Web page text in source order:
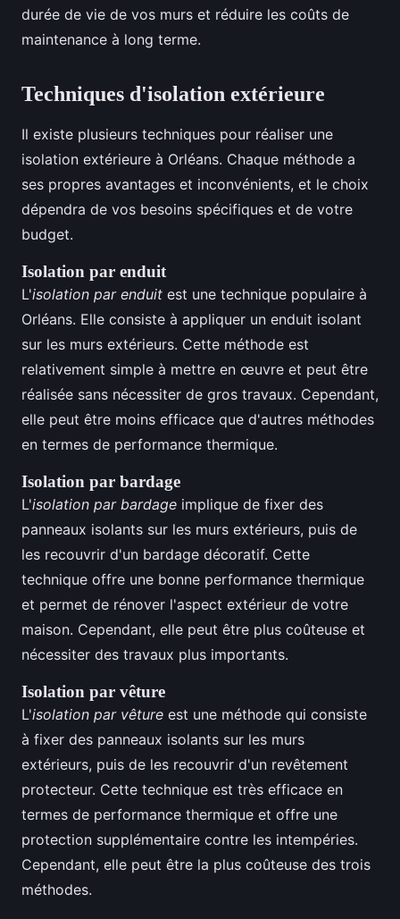
durée de vie de vos murs et réduire les coûts de
maintenance à long terme.
Techniques d'isolation extérieure
Il existe plusieurs techniques pour réaliser une
isolation extérieure à Orléans. Chaque méthode a
ses propres avantages et inconvénients, et le choix
dépendra de vos besoins spécifiques et de votre
budget.
Isolation par enduit
L'isolation par enduit est une technique populaire à
Orléans. Elle consiste à appliquer un enduit isolant
sur les murs extérieurs. Cette méthode est
relativement simple à mettre en œuvre et peut être
réalisée sans nécessiter de gros travaux. Cependant,
elle peut être moins efficace que d'autres méthodes
en termes de performance thermique.
Isolation par bardage
L'isolation par bardage implique de fixer des
panneaux isolants sur les murs extérieurs, puis de
les recouvrir d'un bardage décoratif. Cette
technique offre une bonne performance thermique
et permet de rénover l'aspect extérieur de votre
maison. Cependant, elle peut être plus coûteuse et
nécessiter des travaux plus importants.
Isolation par vêture
L'isolation par vêture est une méthode qui consiste
à fixer des panneaux isolants sur les murs
extérieurs, puis de les recouvrir d'un revêtement
protecteur. Cette technique est très efficace en
termes de performance thermique et offre une
protection supplémentaire contre les intempéries.
Cependant, elle peut être la plus coûteuse des trois
méthodes.